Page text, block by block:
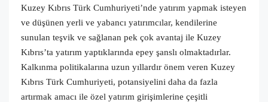
Kuzey Kıbrıs Türk Cumhuriyeti’nde yatırım yapmak isteyen
ve düşünen yerli ve yabancı yatırımcılar, kendilerine
sunulan teşvik ve sağlanan pek çok avantaj ile Kuzey
Kıbrıs’ta yatırım yaptıklarında epey şanslı olmaktadırlar.
Kalkınma politikalarına uzun yıllardır önem veren Kuzey
Kıbrıs Türk Cumhuriyeti, potansiyelini daha da fazla
artırmak amacı ile özel yatırım girişimlerine çeşitli